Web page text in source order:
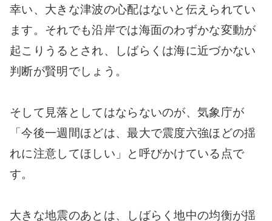
幸い、大きな津波の心配はないと伝えられてい
ます。それでも沿岸では海面のわずかな変動が
起こりうるとされ、しばらくは海に近づかない
判断が賢明でしょう。
そして見落としてはならないのが、気象庁が
「今後一週間ほどは、最大で震度六強ほどの揺
れに注意してほしい」と呼びかけている点で
す。
大きな地震のあとは、しばらく地中の均衡が揺